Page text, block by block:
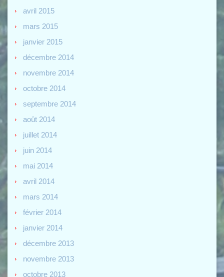
avril 2015
mars 2015
janvier 2015
décembre 2014
novembre 2014
octobre 2014
septembre 2014
août 2014
juillet 2014
juin 2014
mai 2014
avril 2014
mars 2014
février 2014
janvier 2014
décembre 2013
novembre 2013
octobre 2013